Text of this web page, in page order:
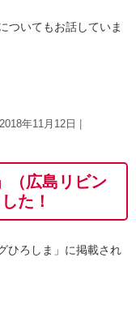
ついてもお話していま
2018年11月12日
（広島リビン
た！
ひろしま」に掲載され